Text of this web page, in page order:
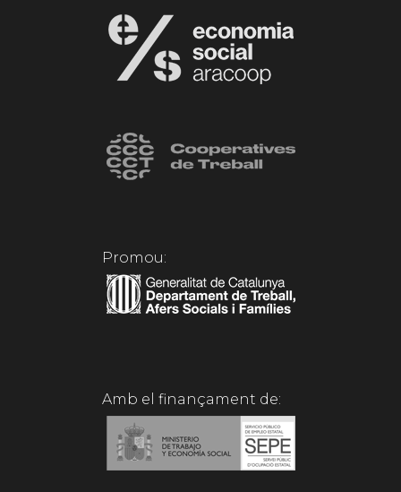
Promou:
Amb el finançament de: